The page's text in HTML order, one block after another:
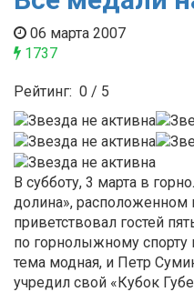
06 марта 2007
1737
Рейтинг: 0 / 5
В субботу, 3 марта в
долина», расположенном
приветствовал гостей
по горнолыжному
тема модная, и Петр
учредил свой «Кубок